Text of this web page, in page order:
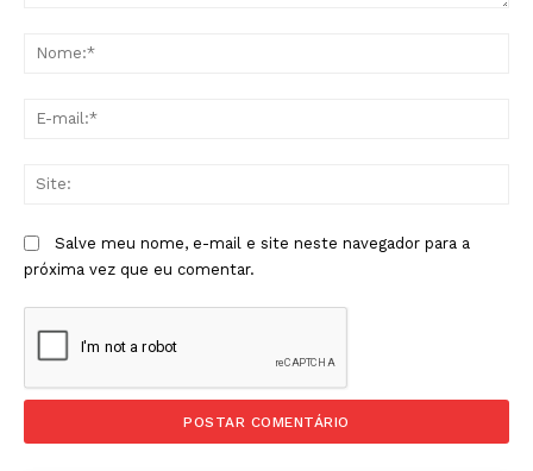
Salve meu nome, e-mail e site neste navegador para a
próxima vez que eu comentar.